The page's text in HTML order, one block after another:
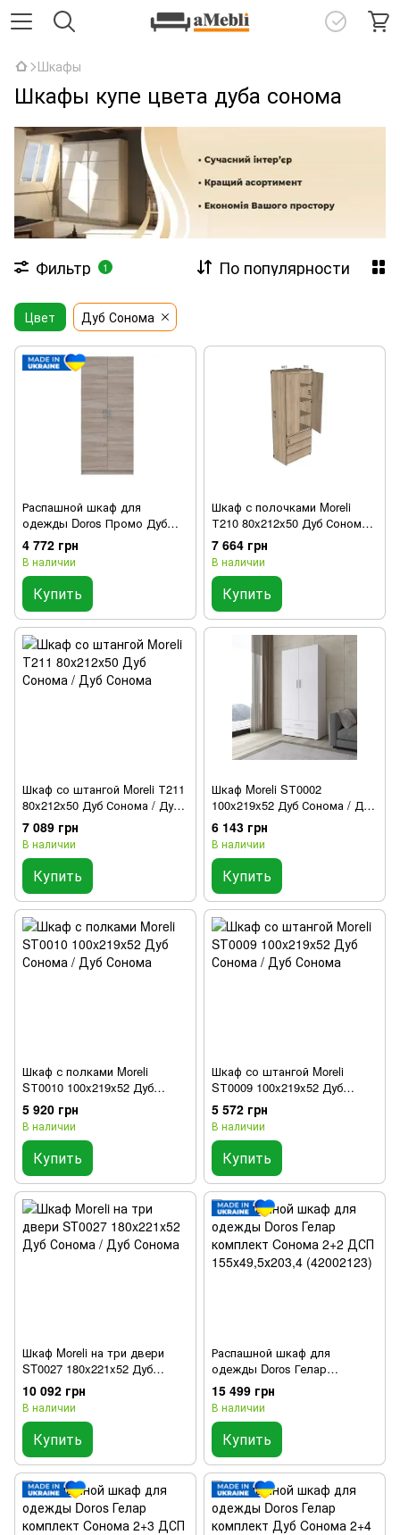
Шкафы
Шкафы купе цвета дуба сонома
Фильтр 1 По популярности
Цвет Дуб Сонома
Распашной шкаф для
одежды Doros Промо Дуб
Cонома 2 ДСП 90х48х204
(40908024)
4 772 грн
В наличии
Купить
Шкаф с полочками Moreli
Т210 80x212x50 Дуб Сонома /
Дуб Сонома
7 664 грн
В наличии
Купить
Шкаф со штангой Moreli Т211
80x212x50 Дуб Сонома / Дуб
Сонома
7 089 грн
В наличии
Купить
Шкаф Moreli SТ0002
100x219x52 Дуб Сонома / Дуб
Сонома
6 143 грн
В наличии
Купить
Шкаф с полками Moreli
SТ0010 100x219x52 Дуб
Сонома / Дуб Сонома
5 920 грн
В наличии
Купить
Шкаф со штангой Moreli
SТ0009 100x219x52 Дуб
Сонома / Дуб Сонома
5 572 грн
В наличии
Купить
Шкаф Moreli на три двери
ST0027 180x221x52 Дуб
Сонома / Дуб Сонома
10 092 грн
В наличии
Купить
Распашной шкаф для
одежды Doros Гелар
комплект Cонома 2+2 ДСП
155х49,5х203,4 (42002123)
15 499 грн
В наличии
Купить